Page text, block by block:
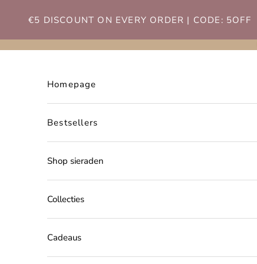
€5 DISCOUNT ON EVERY ORDER | CODE: 5OFF
Homepage
Bestsellers
Shop sieraden
Collecties
Cadeaus